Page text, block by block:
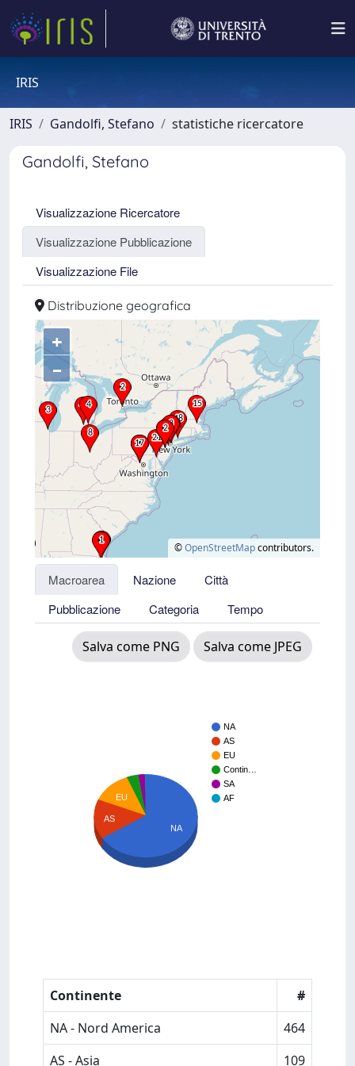
IRIS
IRIS Gandolfi, Stefano statistiche ricercatore
Gandolfi, Stefano
Visualizzazione Ricercatore
Visualizzazione Pubblicazione
Visualizzazione File
Distribuzione geografica
+
–
©OpenStreetMapcontributors.
Macroarea Nazione
Città
Pubblicazione
Categoria Tempo
Salva come PNG Salva come JPEG
NA
AS
EU
Contin…
SA
AF
EU
AS
NA
Continente
#
NA - Nord America
464
AS - Asia
109